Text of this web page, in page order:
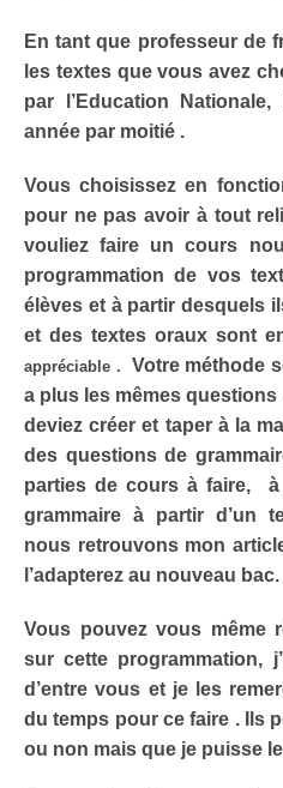
En tant que professeur de
les textes que vous avez
par l’Education
année par moitié .
Vous choisissez en
pour ne pas avoir à tout
vouliez faire un cours
programmation de vos
élèves et à partir desquels
et des textes oraux sont
appréciable .
Votre méthode
a plus les mêmes
deviez créer et taper à la
des questions de
parties de cours à faire,
grammaire à partir d’un
nous retrouvons mon
l’adapterez au nouveau
Vous pouvez vous même
sur cette programmation,
d’entre vous et je les
du temps pour ce faire . Ils
ou non mais que je puisse